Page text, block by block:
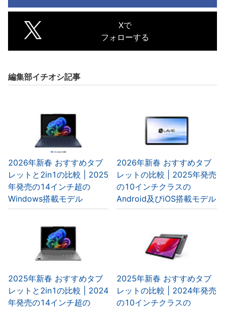
Xで
フォローする
編集部イチオシ記事
2026年新春 おすすめタブ
レットと2in1の比較 | 2025
年発売の14インチ超の
Windows搭載モデル
2026年新春 おすすめタブ
レットの比較 | 2025年発売
の10インチクラスの
Android及びiOS搭載モデル
2025年新春 おすすめタブ
レットと2in1の比較 | 2024
年発売の14インチ超の
2025年新春 おすすめタブ
レットの比較 | 2024年発売
の10インチクラスの